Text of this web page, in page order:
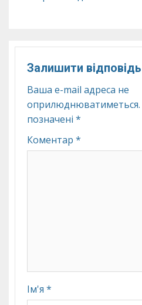
Залишити відповідь
Ваша e-mail адреса не
оприлюднюватиметься.
позначені *
Коментар *
Ім'я *